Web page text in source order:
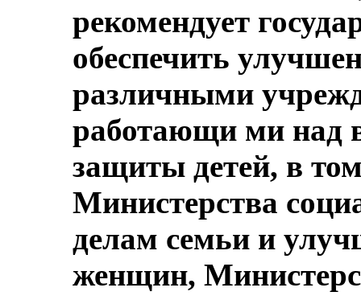
рекомендует
обеспечить
различными
работающи ми над
защиты детей, в
Министерства
делам семьи и
женщин,